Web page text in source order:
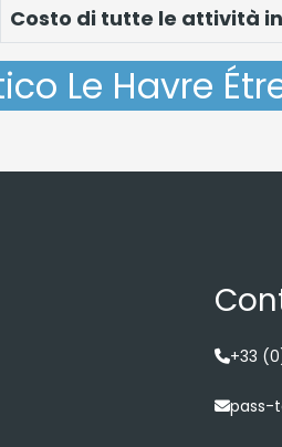
Costo di tutte le attività
Le Havre
+33
pass-